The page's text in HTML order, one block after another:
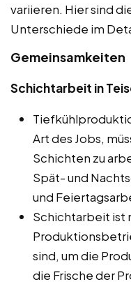
variieren. Hier sind
Unterschiede im
Gemeinsamkeiten
Schichtarbeit in
Art des Jobs,
Schichten zu
Spät- und
und
Schichtarbeit ist
sind, um die
die Frische der